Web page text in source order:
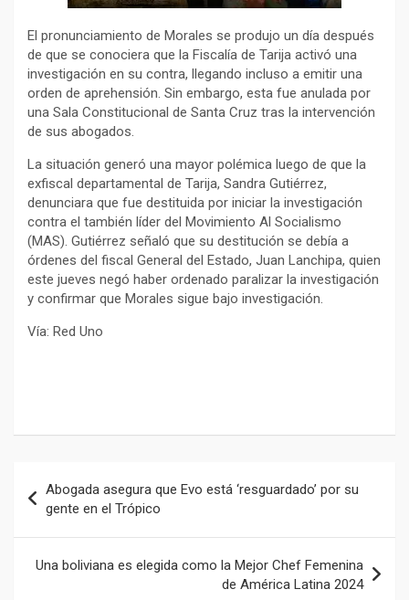
El pronunciamiento de Morales se produjo un día después
de que se conociera que la Fiscalía de Tarija activó una
investigación en su contra, llegando incluso a emitir una
orden de aprehensión. Sin embargo, esta fue anulada por
una Sala Constitucional de Santa Cruz tras la intervención
de sus abogados.
La situación generó una mayor polémica luego de que la
exfiscal departamental de Tarija, Sandra Gutiérrez,
denunciara que fue destituida por iniciar la investigación
contra el también líder del Movimiento Al Socialismo
(MAS). Gutiérrez señaló que su destitución se debía a
órdenes del fiscal General del Estado, Juan Lanchipa, quien
este jueves negó haber ordenado paralizar la investigación
y confirmar que Morales sigue bajo investigación.
Vía: Red Uno
de
entradas
Abogada asegura que Evo está ‘resguardado’ por su
gente en el Trópico
Una boliviana es elegida como la Mejor Chef Femenina
de América Latina 2024